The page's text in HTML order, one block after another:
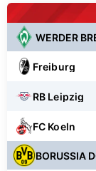
WERDER
Freiburg
RB Leipzig
FC Koeln
BORUSSIA